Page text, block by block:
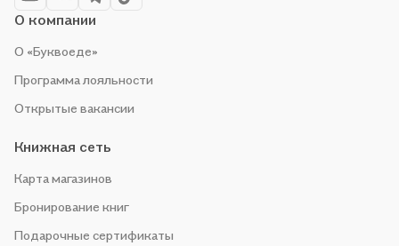
О компании
О «Буквоеде»
Программа лояльности
Открытые вакансии
Книжная сеть
Карта магазинов
Бронирование книг
Подарочные сертификаты